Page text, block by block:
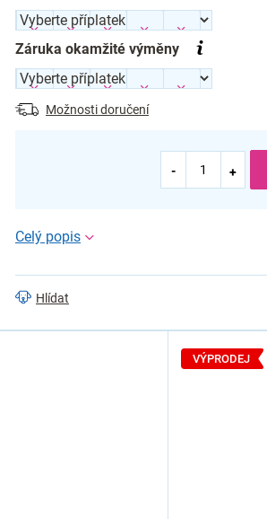
Záruka okamžité výměny
Možnosti doručení
Hlídat
VÝPRODEJ